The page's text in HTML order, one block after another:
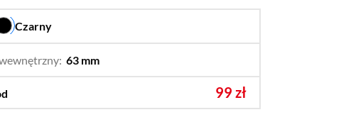
Czarny
63 mm
60 mm, 65 mm, 68 mm,
70 mm
99 zł